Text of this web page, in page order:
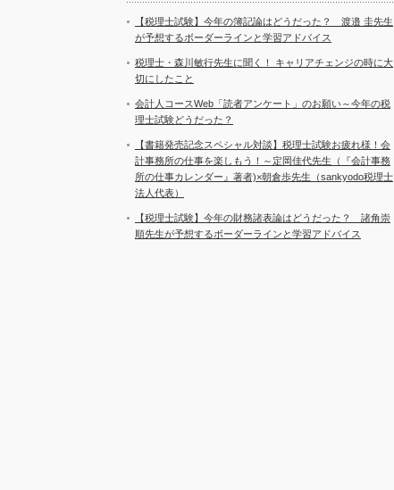
【税理士試験】今年の簿記論はどうだった？ 渡邉 圭先生
が予想するボーダーラインと学習アドバイス
税理士・森川敏行先生に聞く！ キャリアチェンジの時に大
切にしたこと
会計人コースWeb「読者アンケート」のお願い～今年の税
理士試験どうだった？
【書籍発売記念スペシャル対談】税理士試験お疲れ様！会
計事務所の仕事を楽しもう！～定岡佳代先生（『会計事務
所の仕事カレンダー』著者)×朝倉歩先生（sankyodo税理士
法人代表）
【税理士試験】今年の財務諸表論はどうだった？ 諸角崇
順先生が予想するボーダーラインと学習アドバイス